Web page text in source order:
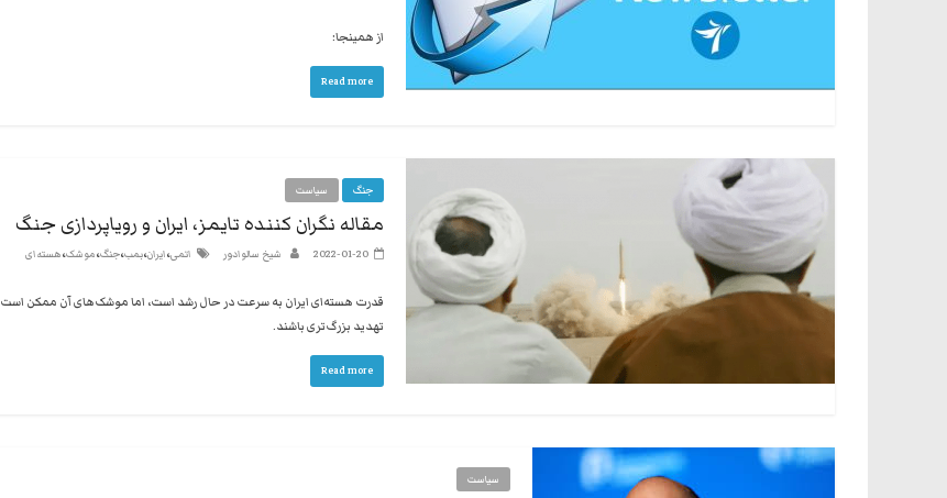
از همینجا:
Read more
جنگ سیاست
مقاله نگران کننده تایمز، ایران و رویاپردازی جنگ
2022-01-20 شیخ سالوادور اتمی،ایران،بمب،جنگ،موشک،هسته‌ای
قدرت هسته‌ای ایران به سرعت در حال رشد است، اما موشک‌های آن ممکن است
تهدید بزرگ‌تری باشند.
Read more
سیاست